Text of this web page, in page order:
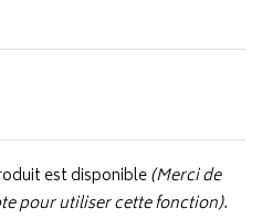
est disponible(Merci de
pour utiliser cette fonction).